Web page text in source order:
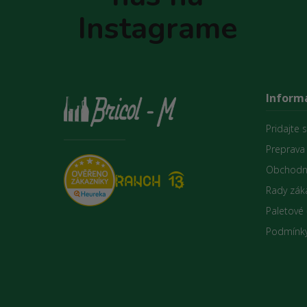
Instagrame
Pridajte
Rady